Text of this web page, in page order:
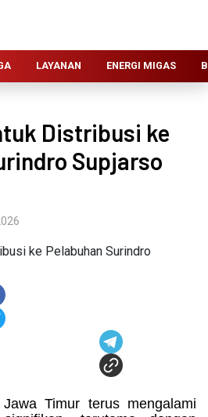
LAYANAN ENERGI MIGAS
Distribusi ke
Supjarso
Timur terus mengalami